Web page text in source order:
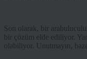
Son olarak, bir
bir çözüm elde ediliyor.
olabiliyor. Unutmayın,